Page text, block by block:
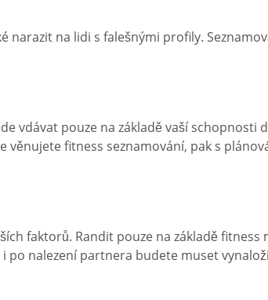
na lidi s falešnými profily.
vdávat pouze na základě vaší schopnosti
fitness seznamování, pak s
faktorů. Randit pouze na základě fitness
nalezení partnera budete muset